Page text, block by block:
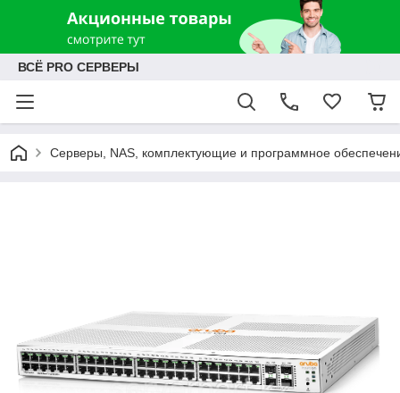
ВСЁ PRO СЕРВЕРЫ
Серверы, NAS, комплектующие и программное